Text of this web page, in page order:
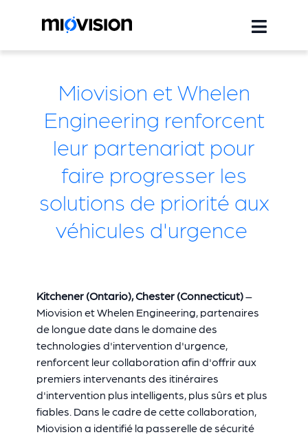
Miovision et Whelen
Engineering renforcent
leur partenariat pour
faire progresser les
solutions de priorité aux
véhicules d'urgence
Kitchener (Ontario), Chester (Connecticut)–
Miovision et Whelen Engineering, partenaires
de longue date dans le domaine des
technologies d'intervention d'urgence,
renforcent leur collaboration afin d'offrir aux
premiers intervenants des itinéraires
d'intervention plus intelligents, plus sûrs et plus
fiables. Dans le cadre de cette collaboration,
Miovision a identifié la passerelle de sécurité